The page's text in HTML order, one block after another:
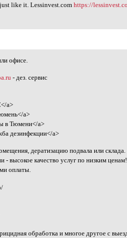
like it. Lessinvest.comhttps://
офисе.
- дез. сервис
a>
a>
в Тюмени</a>
дезинфекции</a>
дератизацию подвала или склада.
- высокое качество услуг по низким ценам!
оплаты.
обработка и многое другое с